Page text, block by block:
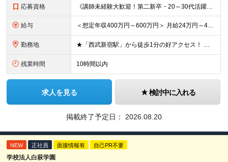
応募資格 《講師未経験大歓迎！第二新卒・20～30代活躍中》 ◆大卒以上 ◆何らかのITまたはゲーム業界のご経験をお持ちの方 ┗プログラマー・ゲーム企画経験者など、職種・経験年数は不問！ 業界経験者であればご
給与 ＜想定年収400万円～600万円＞ 月給24万円～45万円+各種手当+賞与年2回 ※超過分は別途支給 ※試用期間3ヶ月あり（期間中は講師手当は減額支給、その他の待遇に差異なし） ※固定残業代：時間外労
勤務地 ★「西武新宿駅」から徒歩1分の好アクセス！ 東京都新宿区百人町1-5-6 ※(変更の範囲)上記を除く当社関連勤務地
残業時間 10時間以内
求人を見る 検討中に入れる
掲載終了予定日： 2026.08.20
NEW 正社員 面接情報有 自己PR不要
学校法人白萩学園